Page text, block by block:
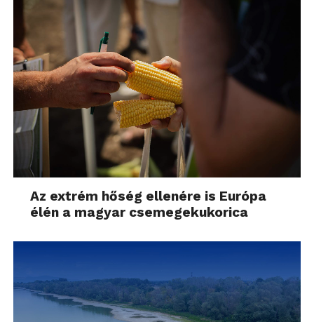
Az extrém hőség ellenére is Európa
élén a magyar csemegekukorica